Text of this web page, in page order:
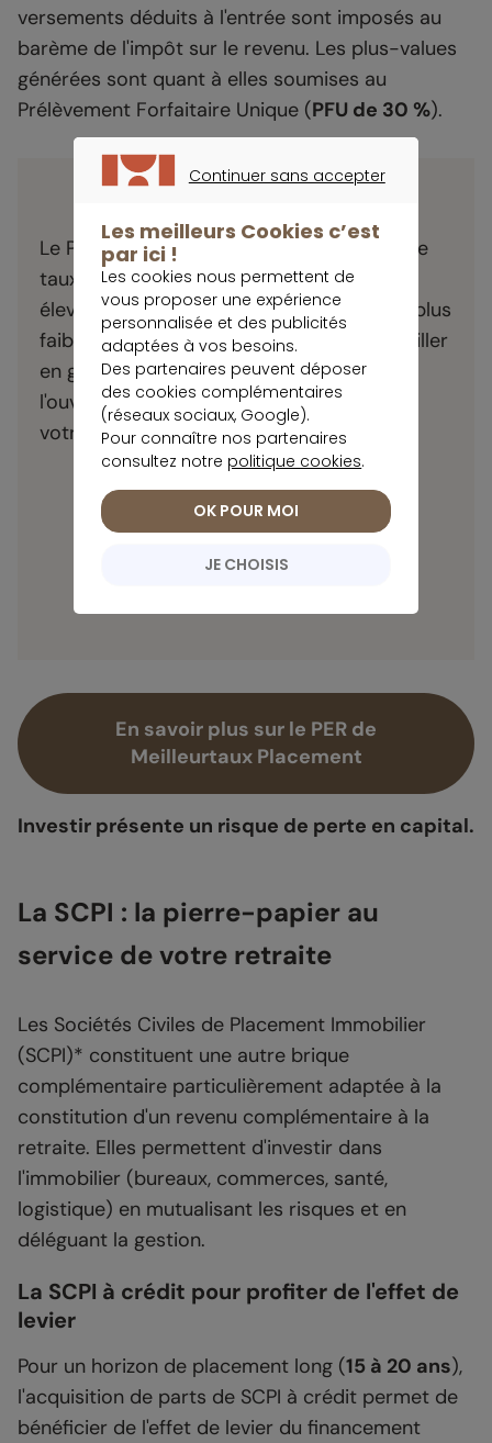
versements déduits à l'entrée sont imposés au
barème de l'impôt sur le revenu. Les plus-values
générées sont quant à elles soumises au
Prélèvement Forfaitaire Unique (PFU de 30 %).
Le PER est d'autant plus efficace que votre
taux marginal d'imposition aujourd'hui est
élevé, et que votre taux à la retraite sera plus
faible. Prenez rendez-vous avec un conseiller
en gestion de patrimoine pour évaluer si
l'ouverture d'un PER est pertinente pour
votre profil.
Je prends rendez-vous
En savoir plus sur le PER de
Meilleurtaux Placement
Investir présente un risque de perte en capital.
La SCPI : la pierre-papier au
service de votre retraite
Les Sociétés Civiles de Placement Immobilier
(SCPI)* constituent une autre brique
complémentaire particulièrement adaptée à la
constitution d'un revenu complémentaire à la
retraite. Elles permettent d'investir dans
l'immobilier (bureaux, commerces, santé,
logistique) en mutualisant les risques et en
déléguant la gestion.
La SCPI à crédit pour profiter de l'effet de
levier
Pour un horizon de placement long (15 à 20 ans),
l'acquisition de parts de SCPI à crédit permet de
bénéficier de l'effet de levier du financement
Continuer sans accepter
Les meilleurs Cookies c’est
par ici !
Les cookies nous permettent de
vous proposer une expérience
personnalisée et des publicités
adaptées à vos besoins.
Des partenaires peuvent déposer
des cookies complémentaires
(réseaux sociaux, Google).
Pour connaître nos partenaires
consultez notre politique cookies.
JE CHOISIS
OK POUR MOI